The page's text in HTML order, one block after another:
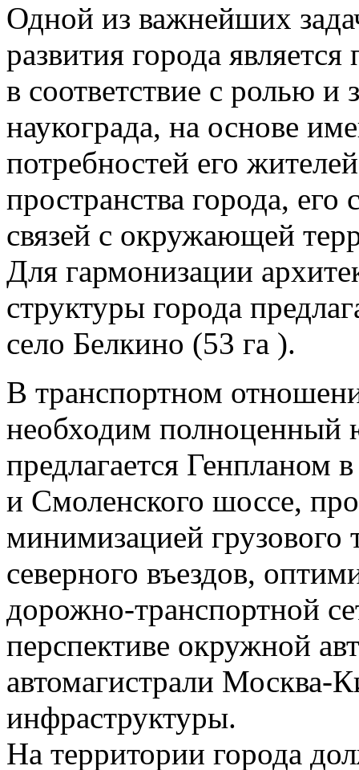
Одной из важнейших
развития города
в соответствие с ролью и
наукограда, на основе
потребностей его
пространства города,
связей с окружающей
Для гармонизации
структуры города
село Белкино (53 га ).
В транспортном
необходим полноценный
предлагается Генпланом
и Смоленского шоссе,
минимизацией грузового
северного въездов,
дорожно-транспортной
перспективе окружной
автомагистрали Москва-
инфраструктуры.
На территории города